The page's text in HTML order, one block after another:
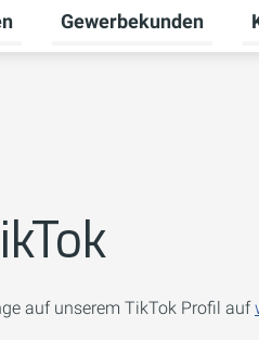
Erneuerbare Energien
Untermenü für
Gewerbekunden
auf unserem TikTok Profil auf